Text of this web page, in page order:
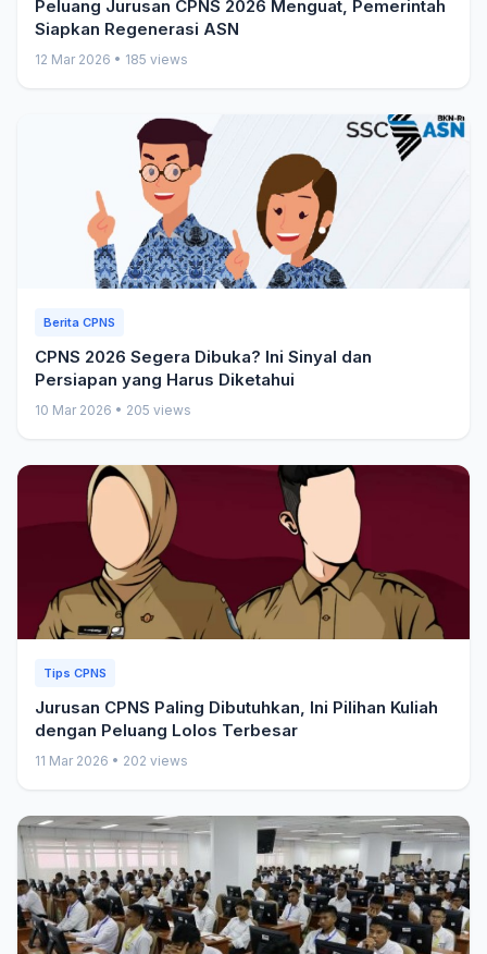
Peluang Jurusan CPNS 2026 Menguat, Pemerintah
Siapkan Regenerasi ASN
12 Mar 2026 • 185 views
Berita CPNS
CPNS 2026 Segera Dibuka? Ini Sinyal dan
Persiapan yang Harus Diketahui
10 Mar 2026 • 205 views
Tips CPNS
Jurusan CPNS Paling Dibutuhkan, Ini Pilihan Kuliah
dengan Peluang Lolos Terbesar
11 Mar 2026 • 202 views